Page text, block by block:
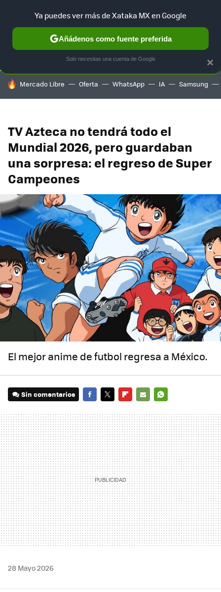
SELECCIÓN GAMING HOME AUTO TERRITORIO
HOY SE HABLA DE
Mercado Libre Oferta WhatsApp IA Samsung
TV Azteca no tendrá todo el
Mundial 2026, pero guardaban
una sorpresa: el regreso de Super
Campeones
El mejor anime de futbol regresa a México.
Sin comentarios
MAIL
28 Mayo 2026
×
Ya puedes ver más de Xataka MX en Google
Añádenos como fuente preferida
Solo necesitas una cuenta de Google